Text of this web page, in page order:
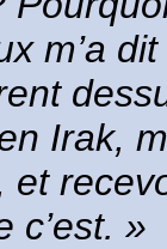
m’a
Irak,
et
c’est. »